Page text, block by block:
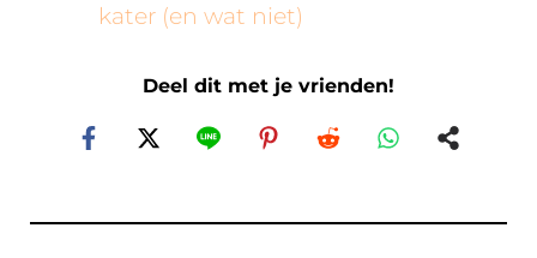
kater (en wat niet)
Deel dit met je vrienden!